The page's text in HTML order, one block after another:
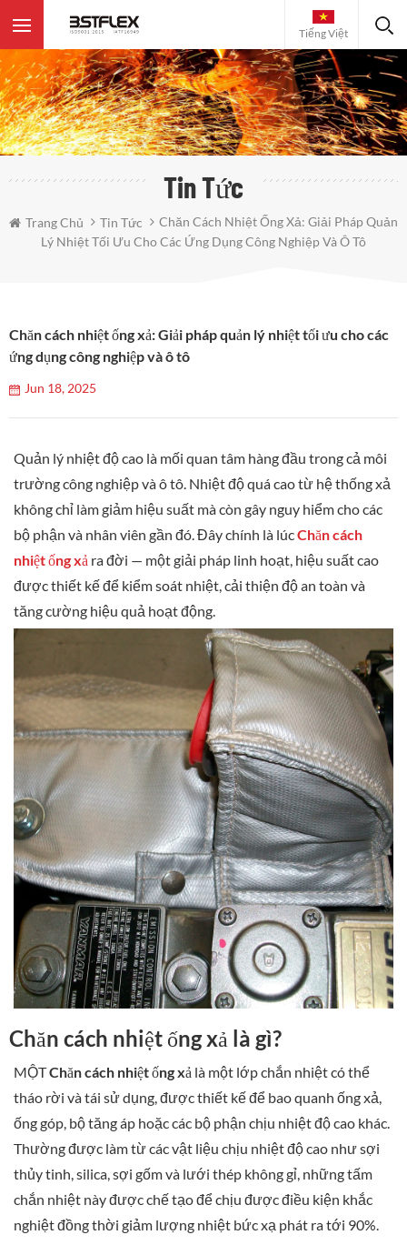
Tiếng Việt
Tin Tức
Trang Chủ Tin Tức
Chăn Cách Nhiệt Ống Xả: Giải Pháp Quản
Lý Nhiệt Tối Ưu Cho Các Ứng Dụng Công Nghiệp Và Ô Tô
Chăn cách nhiệt ống xả: Giải pháp quản lý nhiệt tối ưu cho các
ứng dụng công nghiệp và ô tô
Jun 18, 2025
Quản lý nhiệt độ cao là mối quan tâm hàng đầu trong cả môi
trường công nghiệp và ô tô. Nhiệt độ quá cao từ hệ thống xả
không chỉ làm giảm hiệu suất mà còn gây nguy hiểm cho các
bộ phận và nhân viên gần đó. Đây chính là lúcChăn cách
nhiệt ống xả ra đời — một giải pháp linh hoạt, hiệu suất cao
được thiết kế để kiểm soát nhiệt, cải thiện độ an toàn và
tăng cường hiệu quả hoạt động.
Chăn cách nhiệt ống xả là gì?
MỘTChăn cách nhiệt ống xả là một lớp chắn nhiệt có thể
tháo rời và tái sử dụng, được thiết kế để bao quanh ống xả,
ống góp, bộ tăng áp hoặc các bộ phận chịu nhiệt độ cao khác.
Thường được làm từ các vật liệu chịu nhiệt độ cao như sợi
thủy tinh, silica, sợi gốm và lưới thép không gỉ, những tấm
chắn nhiệt này được chế tạo để chịu được điều kiện khắc
nghiệt đồng thời giảm lượng nhiệt bức xạ phát ra tới 90%.